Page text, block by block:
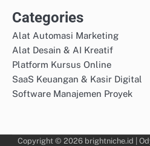
Categories
Alat Automasi Marketing
Alat Desain & AI Kreatif
Platform Kursus Online
SaaS Keuangan & Kasir Digital
Software Manajemen Proyek
Copyright © 2026 brightniche.id |